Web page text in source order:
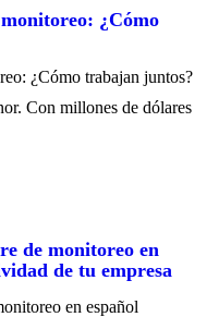
¿Cómo
¿Cómo trabajan juntos?
Con millones de dólares
de monitoreo en
de tu empresa
en español